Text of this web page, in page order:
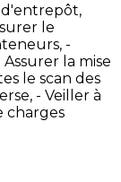
d'entrepôt,
le
-
Assurer la mise
le scan des
- Veiller à
charges